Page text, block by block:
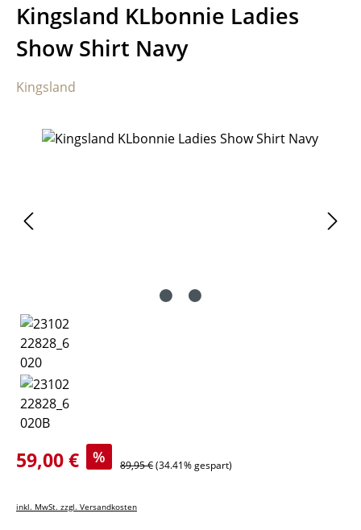
Kingsland KLbonnie Ladies
Show Shirt Navy
Kingsland
Bildergalerie überspringen
Verkaufspreis:
59,00 € % Regulärer Preis:
89,95 €(34.41% gespart)
inkl. MwSt. zzgl. Versandkosten